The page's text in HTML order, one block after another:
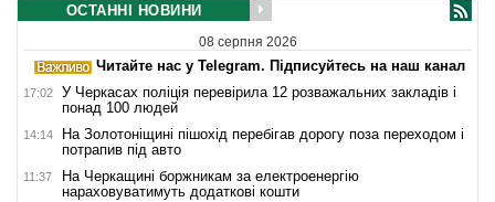
ОСТАННІ НОВИНИ
08 серпня 2026
Читайте нас у Telegram. Підписуйтесь на наш канал
17:02
У Черкасах поліція перевірила 12 розважальних закладів і
понад 100 людей
14:14
На Золотоніщині пішохід перебігав дорогу поза переходом і
потрапив під авто
11:37
На Черкащині боржникам за електроенергію
нараховуватимуть додаткові кошти